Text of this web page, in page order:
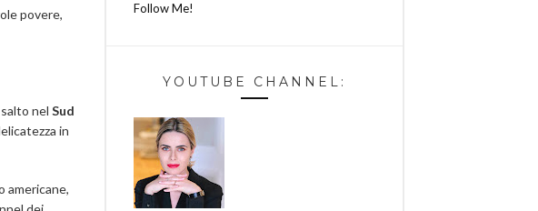
povere,
nel Sud
in
americane,
Follow Me!
YOUTUBE CHANNEL: